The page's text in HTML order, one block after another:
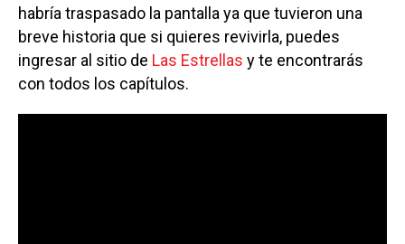
habría traspasado la pantalla ya que tuvieron una
breve historia que si quieres revivirla, puedes
ingresar al sitio de Las Estrellas y te encontrarás
con todos los capítulos.